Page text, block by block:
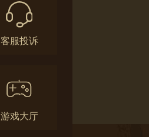
客服投诉
游戏大厅